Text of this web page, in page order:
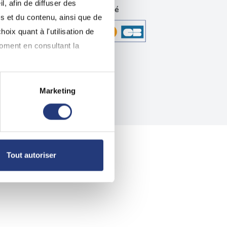
afin de diffuser des
et du contenu, ainsi que de
quant à l'utilisation de
en consultant la
mètres près
(empreintes
Marketing
Tout autoriser
Paiement sécurisé